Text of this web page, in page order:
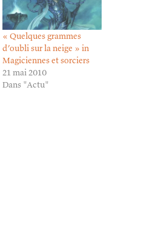
« Quelques grammes
d’oubli sur la neige » in
Magiciennes et sorciers
21 mai 2010
Dans "Actu"